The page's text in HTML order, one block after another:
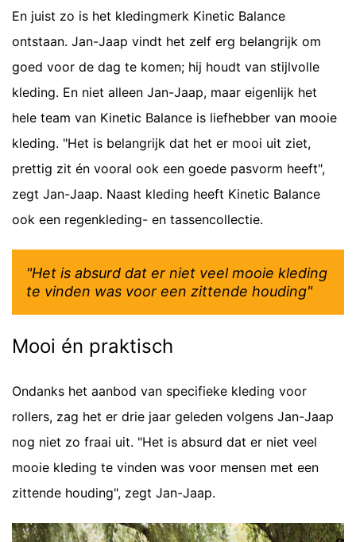
En juist zo is het kledingmerk Kinetic Balance
ontstaan. Jan-Jaap vindt het zelf erg belangrijk om
goed voor de dag te komen; hij houdt van stijlvolle
kleding. En niet alleen Jan-Jaap, maar eigenlijk het
hele team van Kinetic Balance is liefhebber van mooie
kleding. "Het is belangrijk dat het er mooi uit ziet,
prettig zit én vooral ook een goede pasvorm heeft",
zegt Jan-Jaap. Naast kleding heeft Kinetic Balance
ook een regenkleding- en tassencollectie.
"Het is absurd dat er niet veel mooie kleding
te vinden was voor een zittende houding"
Mooi én praktisch
Ondanks het aanbod van specifieke kleding voor
rollers, zag het er drie jaar geleden volgens Jan-Jaap
nog niet zo fraai uit. "Het is absurd dat er niet veel
mooie kleding te vinden was voor mensen met een
zittende houding", zegt Jan-Jaap.